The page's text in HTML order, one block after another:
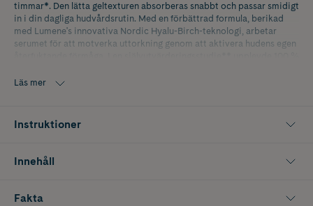
timmar*. Den lätta geltexturen absorberas snabbt och passar smidigt
in i din dagliga hudvårdsrutin. Med en förbättrad formula, berikad
med Lumene's innovativa Nordic Hyalu-Birch-teknologi, arbetar
serumet för att motverka uttorkning genom att aktivera hudens egen
fylligare och lika många tyckte att huden såg fräschare ut. Teknologin
sammansättning som hjälper till att optimera hudens naturliga
fuktbalans. Produkten är vegansk och innehåller upcycled
återvunna material. Lumene Nordic Hydra Aqua Dew Serum tillverkas
* Klinisk test, n=21, enstaka applicering, alla hudtyper
Läs mer
Instruktioner
Innehåll
Fakta